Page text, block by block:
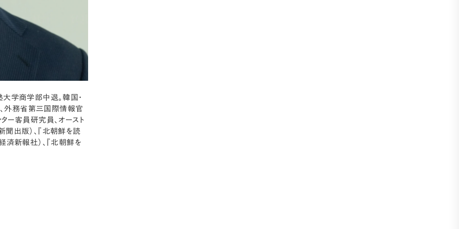
学商学部中退。韓国・
外務省第三国際情報官
ー客員研究員、オースト
出版）、『北朝鮮を読
済新報社）、『北朝鮮を